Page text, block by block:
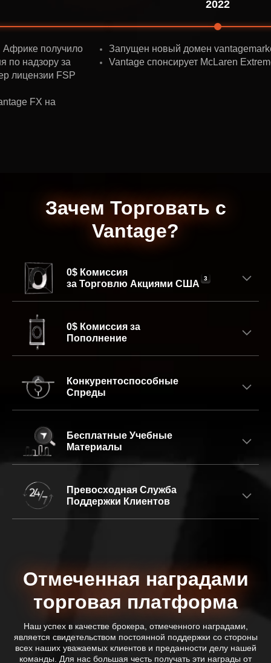
за
FSP
Запущен новый домен vantagemarkets.com
Vantage спонсирует McLaren Extreme E
Зачем Торговать с
Vantage?
0$ Комиссия
за Торговлю Акциями США
3
0$ Комиссия за
Пополнение
Конкурентоспособные
Спреды
Бесплатные Учебные
Материалы
Превосходная Служба
Поддержки Клиентов
Отмеченная наградами
торговая платформа
Наш успех в качестве брокера, отмеченного наградами,
является свидетельством постоянной поддержки со стороны
всех наших уважаемых клиентов и преданности делу нашей
команды. Для нас большая честь получать эти награды от